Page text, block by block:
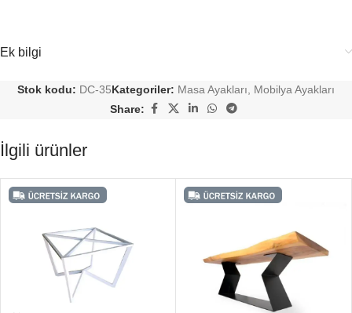
Ek bilgi
Stok kodu: DC-35Kategoriler: Masa Ayakları, Mobilya Ayakları
Share:
İlgili ürünler